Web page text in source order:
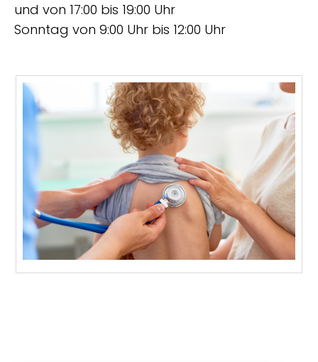
und von 17:00 bis 19:00 Uhr
Sonntag von 9:00 Uhr bis 12:00 Uhr